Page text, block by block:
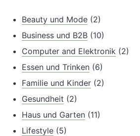
Beauty und Mode (2)
Business und B2B (10)
Computer and Elektronik (2)
Essen und Trinken (6)
Familie und Kinder (2)
Gesundheit (2)
Haus und Garten (11)
Lifestyle (5)